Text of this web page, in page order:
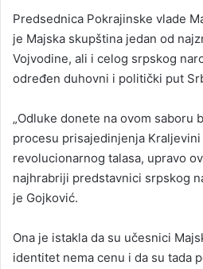
Predsednica Pokrajinske vlade
je Majska skupština jedan od
Vojvodine, ali i celog srpskog
određen duhovni i politički put
„Odluke donete na ovom saboru
procesu prisajedinjenja
revolucionarnog talasa, upravo
najhrabriji predstavnici srpskog
je Gojković.
Ona je istakla da su učesnici
identitet nema cenu i da su tada